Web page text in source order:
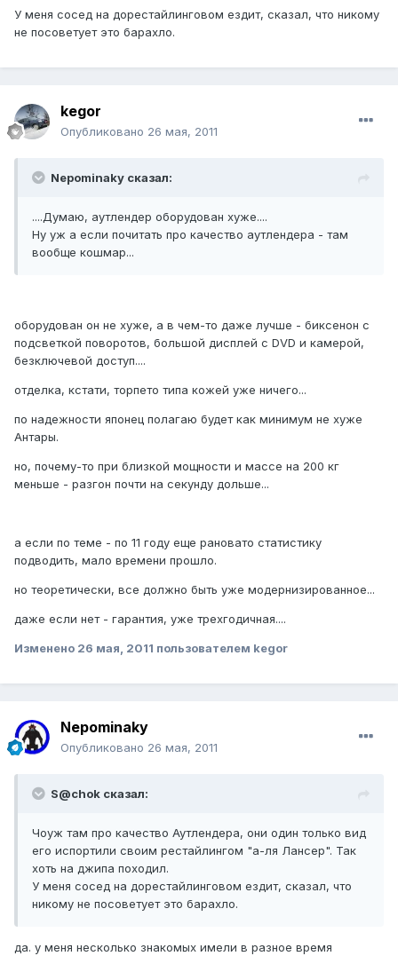
У меня сосед на дорестайлинговом ездит, сказал, что никому
не посоветует это барахло.
kegor
Опубликовано 26 мая, 2011
Nepominaky сказал:
....Думаю, аутлендер оборудован хуже....
Ну уж а если почитать про качество аутлендера - там
вообще кошмар...
оборудован он не хуже, а в чем-то даже лучше - биксенон с
подсветкой поворотов, большой дисплей с DVD и камерой,
безключевой доступ....
отделка, кстати, торпето типа кожей уже ничего...
по надежности японец полагаю будет как минимум не хуже
Антары.
но, почему-то при близкой мощности и массе на 200 кг
меньше - разгон почти на секунду дольше...
а если по теме - по 11 году еще рановато статистику
подводить, мало времени прошло.
но теоретически, все должно быть уже модернизированное...
даже если нет - гарантия, уже трехгодичная....
Изменено 26 мая, 2011 пользователем kegor
Nepominaky
Опубликовано 26 мая, 2011
S@chok сказал:
Чоуж там про качество Аутлендера, они один только вид
его испортили своим рестайлингом "а-ля Лансер". Так
хоть на джипа походил.
У меня сосед на дорестайлинговом ездит, сказал, что
никому не посоветует это барахло.
да. у меня несколько знакомых имели в разное время